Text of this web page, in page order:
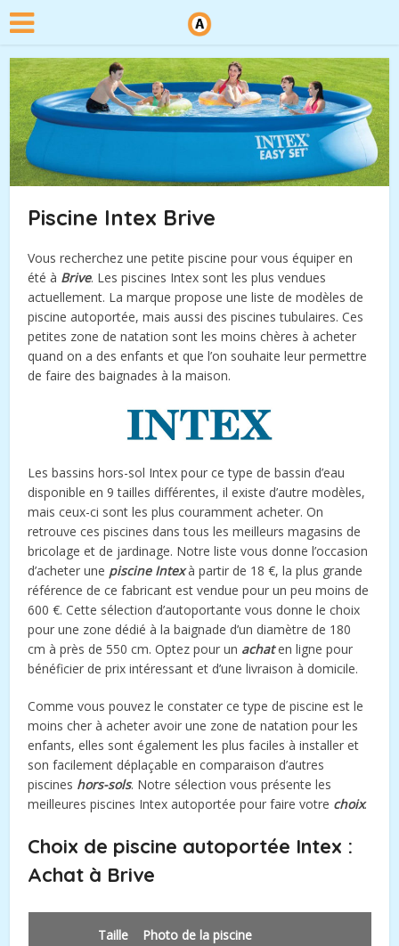
Piscine Intex Brive
Vous recherchez une petite piscine pour vous équiper en
été à Brive. Les piscines Intex sont les plus vendues
actuellement. La marque propose une liste de modèles de
piscine autoportée, mais aussi des piscines tubulaires. Ces
petites zone de natation sont les moins chères à acheter
quand on a des enfants et que l’on souhaite leur permettre
de faire des baignades à la maison.
Les bassins hors-sol Intex pour ce type de bassin d’eau
disponible en 9 tailles différentes, il existe d’autre modèles,
mais ceux-ci sont les plus couramment acheter. On
retrouve ces piscines dans tous les meilleurs magasins de
bricolage et de jardinage. Notre liste vous donne l’occasion
d’acheter une piscine Intexà partir de 18 €, la plus grande
référence de ce fabricant est vendue pour un peu moins de
600 €. Cette sélection d’autoportante vous donne le choix
pour une zone dédié à la baignade d’un diamètre de 180
cm à près de 550 cm. Optez pour un achaten ligne pour
bénéficier de prix intéressant et d’une livraison à domicile.
Comme vous pouvez le constater ce type de piscine est le
moins cher à acheter avoir une zone de natation pour les
enfants, elles sont également les plus faciles à installer et
son facilement déplaçable en comparaison d’autres
piscines hors-sols. Notre sélection vous présente les
meilleures piscines Intex autoportée pour faire votre choix.
Choix de piscine autoportée Intex :
Achat à Brive
Taille Photo de la piscine